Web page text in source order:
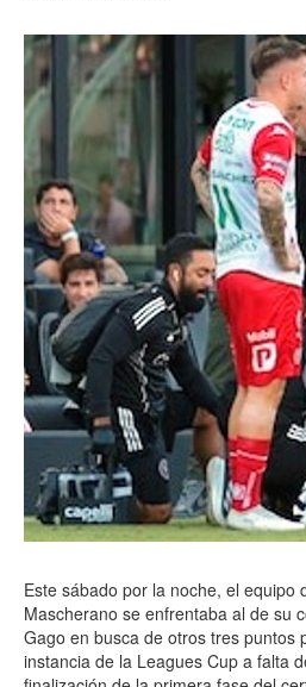
Este sábado por la noche, el equipo
Mascherano se enfrentaba al de su
Gago en busca de otros tres puntos
instancia de la Leagues Cup a falta